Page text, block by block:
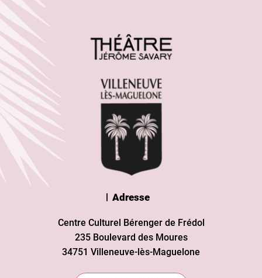
Adresse
Centre Culturel Bérenger de Frédol
235 Boulevard des Moures
34751 Villeneuve-lès-Maguelone